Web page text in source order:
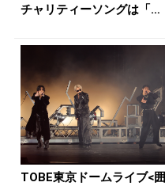
チャリティーソングは「僕
TOBE東京ドームライブ<囲